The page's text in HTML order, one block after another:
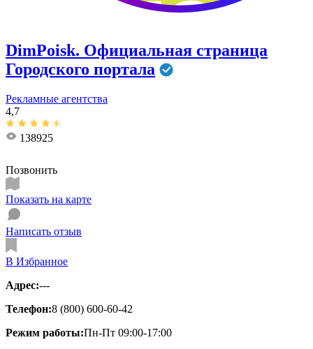
DimPoisk. Официальная страница
Городского портала
Рекламные агентства
4,7
138925
Позвонить
Показать на карте
Написать отзыв
В Избранное
Адрес:---
Телефон:8 (800) 600-60-42
Режим работы:Пн-Пт 09:00-17:00